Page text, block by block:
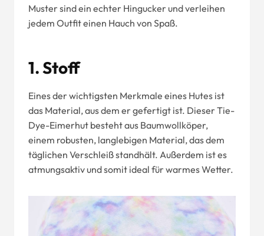
Muster sind ein echter Hingucker und verleihen
jedem Outfit einen Hauch von Spaß.
1. Stoff
Eines der wichtigsten Merkmale eines Hutes ist
das Material, aus dem er gefertigt ist. Dieser Tie-
Dye-Eimerhut besteht aus Baumwollköper,
einem robusten, langlebigen Material, das dem
täglichen Verschleiß standhält. Außerdem ist es
atmungsaktiv und somit ideal für warmes Wetter.